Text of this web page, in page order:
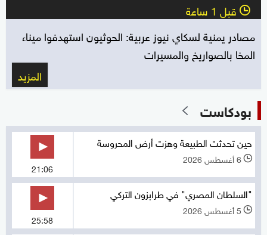
l قبل 1 ساعة
مصادر يمنية لسكاي نيوز عربية: الحوثيون استهدفوا ميناء
المخا بالصواريخ والمسيرات
المزيد
بودكاست
حين تحدثت الطبيعة وهزت أرض المحروسة
l 6 أغسطس 2026
21:06
"السلطان المصري" في طرابزون التركي
l 5 أغسطس 2026
25:58